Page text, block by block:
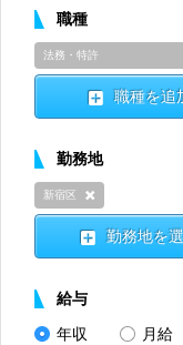
職種
法務・特許
職種を追
勤務地
新宿区
勤務地を
給与
年収
月給